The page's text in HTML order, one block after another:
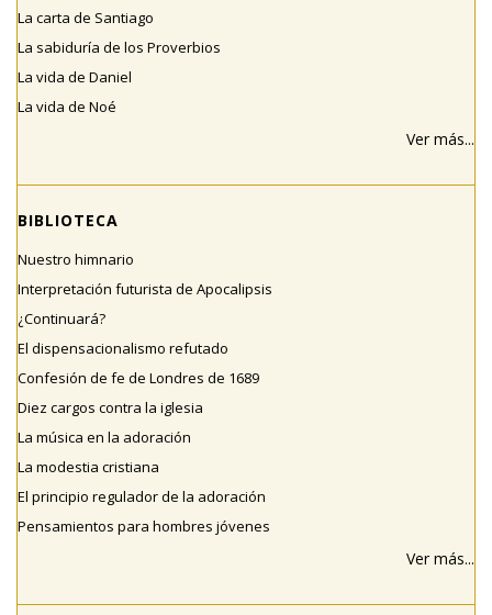
La carta de Santiago
La sabiduría de los Proverbios
La vida de Daniel
La vida de Noé
Ver más...
BIBLIOTECA
Nuestro himnario
Interpretación futurista de Apocalipsis
¿Continuará?
El dispensacionalismo refutado
Confesión de fe de Londres de 1689
Diez cargos contra la iglesia
La música en la adoración
La modestia cristiana
El principio regulador de la adoración
Pensamientos para hombres jóvenes
Ver más...